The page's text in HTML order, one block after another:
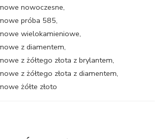
nowoczesne,
próba 585,
wielokamieniowe,
z diamentem,
z żółtego złota z brylantem,
z żółtego złota z diamentem,
żółte złoto